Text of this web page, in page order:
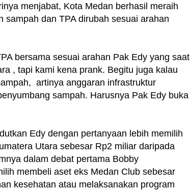
menjabat, Kota Medan berhasil meraih
dan TPA dirubah sesuai arahan
bersama sesuai arahan Pak Edy yang saat
, tapi kami kena prank. Begitu juga kalau
artinya anggaran infrastruktur
sampah. Harusnya Pak Edy buka
Edy dengan pertanyaan lebih memilih
Utara sebesar Rp2 miliar daripada
dalam debat pertama Bobby
membeli aset eks Medan Club sebesar
kesehatan atau melaksanakan program